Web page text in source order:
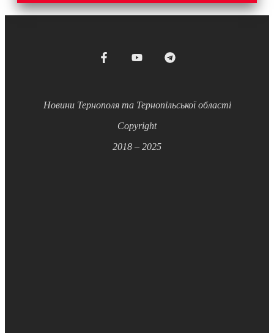
Новини Тернополя та Тернопільської області
Copyright
2018 – 2025